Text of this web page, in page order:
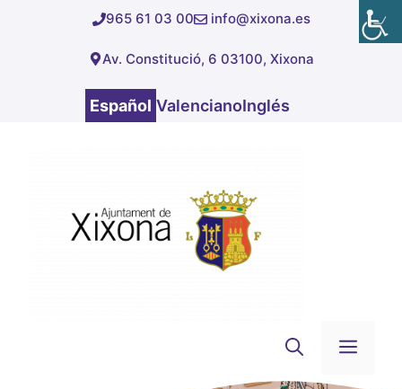
965 61 03 00 info@xixona.es
Av. Constitució, 6 03100, Xixona
Español ValencianoInglés